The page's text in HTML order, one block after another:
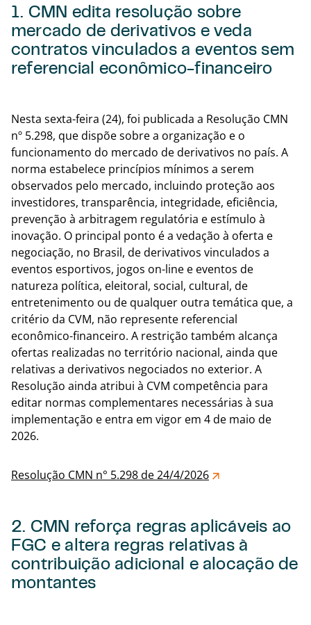
1. CMN edita resolução sobre
mercado de derivativos e veda
contratos vinculados a eventos sem
referencial econômico-financeiro
Nesta sexta-feira (24), foi publicada a Resolução CMN
nº 5.298, que dispõe sobre a organização e o
funcionamento do mercado de derivativos no país. A
norma estabelece princípios mínimos a serem
observados pelo mercado, incluindo proteção aos
investidores, transparência, integridade, eficiência,
prevenção à arbitragem regulatória e estímulo à
inovação. O principal ponto é a vedação à oferta e
negociação, no Brasil, de derivativos vinculados a
eventos esportivos, jogos on-line e eventos de
natureza política, eleitoral, social, cultural, de
entretenimento ou de qualquer outra temática que, a
critério da CVM, não represente referencial
econômico-financeiro. A restrição também alcança
ofertas realizadas no território nacional, ainda que
relativas a derivativos negociados no exterior. A
Resolução ainda atribui à CVM competência para
editar normas complementares necessárias à sua
implementação e entra em vigor em 4 de maio de
2026.
Resolução CMN n° 5.298 de 24/4/2026
2. CMN reforça regras aplicáveis ao
FGC e altera regras relativas à
contribuição adicional e alocação de
montantes